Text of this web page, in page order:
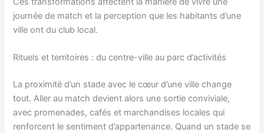
journée de match et la perception que les habitants d’une
ville ont du club local.
Rituels et territoires : du centre-ville au parc d’activités
La proximité d’un stade avec le cœur d’une ville change
tout. Aller au match devient alors une sortie conviviale,
avec promenades, cafés et marchandises locales qui
renforcent le sentiment d’appartenance. Quand un stade se